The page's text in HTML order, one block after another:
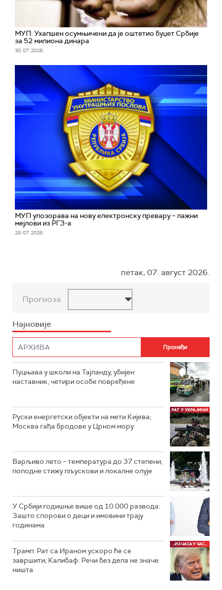
МУП: Ухапшен осумњичени да је оштетио буџет Србије
за 52 милиона динара
30. 07. 2026.
МУП упозорава на нову електронску превару – лажни
мејлови из РГЗ-а
29. 07. 2026.
петак, 07. август 2026.
Прогноза
Најновије
Пуцњава у школи на Тајланду, убијен
наставник, четири особе повређене
Руски енергетски објекти на мети Кијева;
Москва гађа бродове у Црном мору
Варљиво лето – температура до 37 степени,
поподне стижу пљускови и локалне олује
У Србији годишње више од 10.000 развода:
Зашто спорови о деци и имовини трају
годинама
Трамп: Рат са Ираном ускоро ће се
завршити; Калибаф: Речи без дела не значе
ништа